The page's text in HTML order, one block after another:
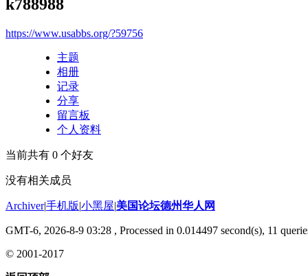
k788988
https://www.usabbs.org/?59756
主题
相册
记录
分享
留言板
个人资料
当前共有 0 个好友
没有相关成员
Archiver|手机版|小黑屋|美国论坛德州华人网
GMT-6, 2026-8-9 03:28 , Processed in 0.014497 second(s), 11
© 2001-2017